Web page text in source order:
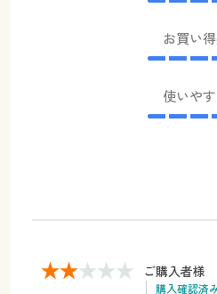
お買い
使いや
ご購入者様
購入確認済